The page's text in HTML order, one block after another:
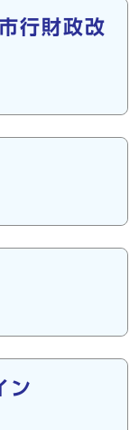
行財政改
ン